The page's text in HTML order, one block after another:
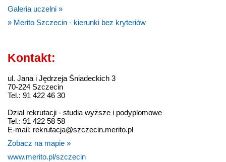
Galeria uczelni »
» Merito Szczecin - kierunki bez kryteriów
Kontakt:
ul. Jana i Jędrzeja Śniadeckich 3
70-224 Szczecin
Tel.: 91 422 46 30
Dział rekrutacji - studia wyższe i podyplomowe
Tel.: 91 422 58 58
E-mail: rekrutacja@szczecin.merito.pl
Zobacz na mapie »
www.merito.pl/szczecin